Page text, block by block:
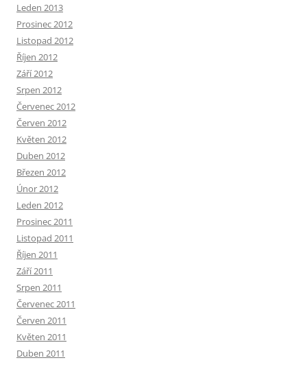
Leden 2013
Prosinec 2012
Listopad 2012
Říjen 2012
Září 2012
Srpen 2012
Červenec 2012
Červen 2012
Květen 2012
Duben 2012
Březen 2012
Únor 2012
Leden 2012
Prosinec 2011
Listopad 2011
Říjen 2011
Září 2011
Srpen 2011
Červenec 2011
Červen 2011
Květen 2011
Duben 2011